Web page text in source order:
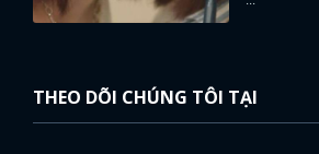
THEO DÕI CHÚNG TÔI TẠI